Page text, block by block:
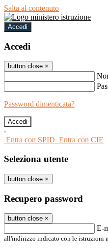
Salta al contenuto
Accedi
Accedi
button close ×
Password dimenticata?
-
Entra con SPID Entra con CIE
Seleziona utente
button close ×
Recupero password
button close ×
E-
all'indirizzo indicato con le istruzioni